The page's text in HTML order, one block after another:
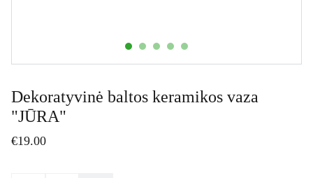
Dekoratyvinė baltos keramikos vaza
"JŪRA"
€19.00